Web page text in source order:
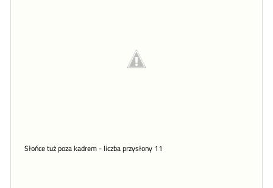
Słońce tuż poza kadrem - liczba przysłony 11